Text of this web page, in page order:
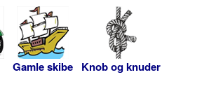
Gamle skibe Knob og knuder